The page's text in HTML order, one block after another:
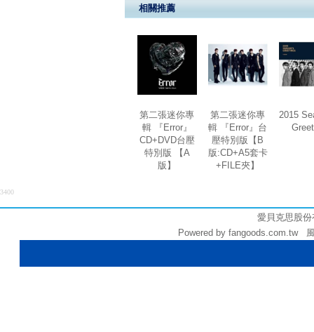
相關推薦
第二張迷你專
輯 『Error』
CD+DVD台壓
特別版 【A
版】
第二張迷你專
輯 『Error』台
壓特別版【B
版:CD+A5套卡
+FILE夾】
2015
3400
愛貝克思股
Powered by fangoods.com.tw 風谷